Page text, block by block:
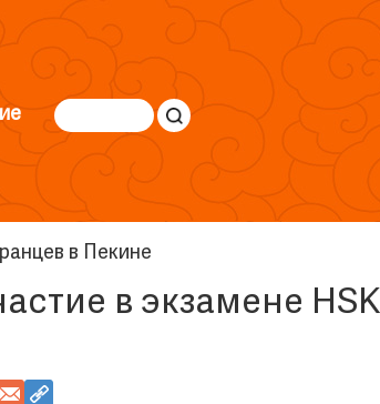
в Пекине
в экзамене